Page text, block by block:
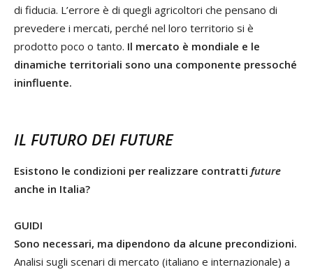
di fiducia. L’errore è di quegli agricoltori che pensano di
prevedere i mercati, perché nel loro territorio si è
prodotto poco o tanto. Il mercato è mondiale e le
dinamiche territoriali sono una componente pressoché
ininfluente.
IL FUTURO DEI FUTURE
Esistono le condizioni per realizzare contratti future
anche in Italia?
GUIDI
Sono necessari, ma dipendono da alcune precondizioni.
Analisi sugli scenari di mercato (italiano e internazionale) a